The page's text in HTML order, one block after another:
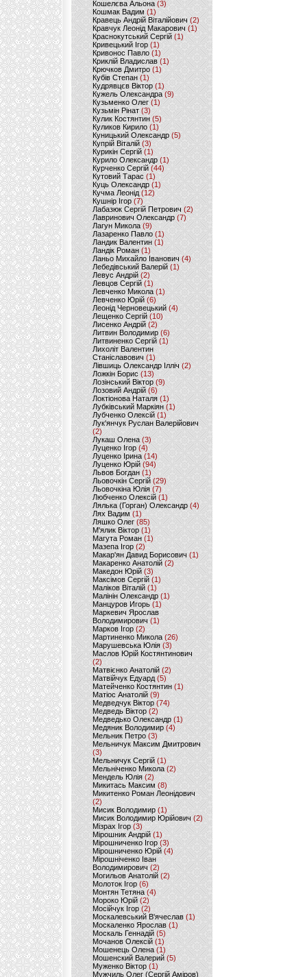
Кошелєва Альона(3)
Кошмак Вадим (1)
Кравець Андрій Віталійович (2)
Кравчук Леонід Макарович (1)
Краснокутський Сергій (1)
Кривецький Ігор (1)
Кривонос Павло (1)
Криклій Владислав (1)
Крючков Дмитро(1)
Кубів Степан(1)
Кудрявцєв Віктор (1)
Кужель Олександра (9)
Кузьменко Олег (1)
Кузьмін Рінат(3)
Кулик Костянтин(5)
Куликов Кирило (1)
Куницький Олександр (5)
Купрій Віталій (3)
Курикін Сергій(1)
Курило Олександр (1)
Курченко Сергій (44)
Кутовий Тарас (1)
Куць Олександр (1)
Кучма Леонід (12)
Кушнір Ігор(7)
Лабазюк Сергій Петрович (2)
Лавринович Олександр(7)
Лагун Микола(9)
Лазаренко Павло (1)
Ландик Валентин (1)
Ландік Роман (1)
Ланьо Михайло Іванович(4)
Лебедівський Валерій(1)
Левус Андрій(2)
Левцов Сергій (1)
Левченко Микола (1)
Левченко Юрій (6)
Леонід Черновецький (4)
Лещенко Сергій (10)
Лисенко Андрій (2)
Литвин Володимир (6)
Литвиненко Сергій (1)
Лихоліт Валентин
Станіславович (1)
Лівшиць Олександр Ілліч (2)
Ложкін Борис(13)
Лозінський Віктор(9)
Лозовий Андрій (6)
Локтіонова Наталя (1)
Лубківський Маркіян(1)
Лубченко Олексій (1)
Лук'янчук Руслан Валерійович
(2)
Лукаш Олена (3)
Луценко Ігор (4)
Луценко Ірина (14)
Луценко Юрій (94)
Львов Богдан (1)
Льовочкін Сергій (29)
Льовочкіна Юлія(7)
Любченко Олексій(1)
Лялька (Горган) Олександр(4)
Лях Вадим (1)
Ляшко Олег (85)
М'ялик Віктор(1)
Магута Роман(1)
Мазепа Ігор (2)
Макар'ян Давид Борисович(1)
Макаренко Анатолій (2)
Македон Юрій(3)
Максімов Сергій (1)
Маліков Віталій (1)
Малінін Олександр (1)
Манцуров Игорь (1)
Маркевич Ярослав
Володимирович (1)
Марков Ігор (2)
Мартиненко Микола (26)
Марушевська Юлія (3)
Маслов Юрій Костянтинович
(2)
Матвієнко Анатолій (2)
Матвійчук Едуард(5)
Матейченко Костянтин (1)
Матіос Анатолій (9)
Медведчук Віктор(74)
Медведь Віктор (2)
Медведько Олександр (1)
Медяник Володимир(4)
Мельник Петро (3)
Мельничук Максим Дмитрович
(3)
Мельничук Сергій (1)
Мельніченко Микола (2)
Мендель Юлія (2)
Микитась Максим (8)
Микитенко Роман Леонідович
(2)
Мисик Володимир (1)
Мисик Володимир Юрійович(2)
Мізрах Ігор(3)
Мірошник Андрій(1)
Мірошниченко Ігор (3)
Мірошниченко Юрій(4)
Мірошніченко Іван
Володимирович (2)
Могильов Анатолій (2)
Молоток Ігор (6)
Монтян Тетяна (4)
Мороко Юрій(2)
Мосійчук Ігор (2)
Москалевський В'ячеслав (1)
Москаленко Ярослав (1)
Москаль Геннадій (5)
Мочанов Олексій(1)
Мошенець Олена(1)
Мошенский Валерий (5)
Муженко Віктор (1)
Мужчиль Олег (Сергій Аміров)